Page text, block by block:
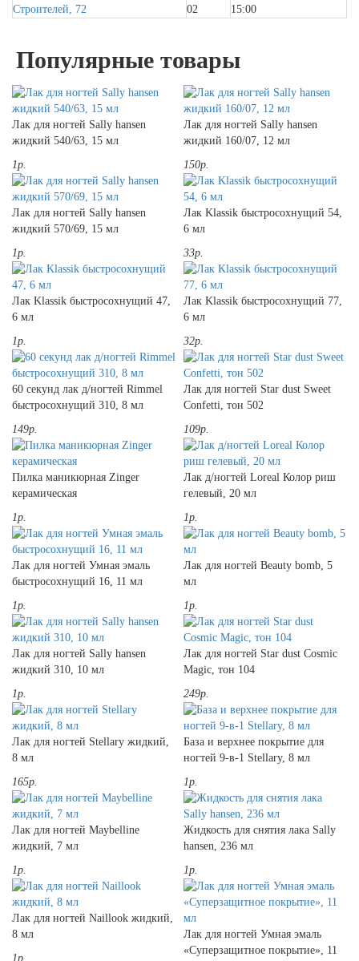
Строителей, 72
02
15:00
Популярные товары
Лак для ногтей Sally hansen
жидкий 540/63, 15 мл
1р.
Лак для ногтей Sally hansen
жидкий 160/07, 12 мл
150р.
Лак для ногтей Sally hansen
жидкий 570/69, 15 мл
1р.
Лак Klassik быстросохнущий 54,
6 мл
33р.
Лак Klassik быстросохнущий 47,
6 мл
1р.
Лак Klassik быстросохнущий 77,
6 мл
32р.
60 секунд лак д/ногтей Rimmel
быстросохнущий 310, 8 мл
149р.
Лак для ногтей Star dust Sweet
Confetti, тон 502
109р.
Пилка маникюрная Zinger
керамическая
1р.
Лак д/ногтей Loreal Колор риш
гелевый, 20 мл
1р.
Лак для ногтей Умная эмаль
быстросохнущий 16, 11 мл
1р.
Лак для ногтей Beauty bomb, 5
мл
1р.
Лак для ногтей Sally hansen
жидкий 310, 10 мл
1р.
Лак для ногтей Star dust Cosmic
Magic, тон 104
249р.
Лак для ногтей Stellary жидкий,
8 мл
165р.
База и верхнее покрытие для
ногтей 9-в-1 Stellary, 8 мл
1р.
Лак для ногтей Maybelline
жидкий, 7 мл
1р.
Жидкость для снятия лака Sally
hansen, 236 мл
1р.
Лак для ногтей Naillook жидкий,
8 мл
1р.
Лак для ногтей Умная эмаль
«Суперзащитное покрытие», 11